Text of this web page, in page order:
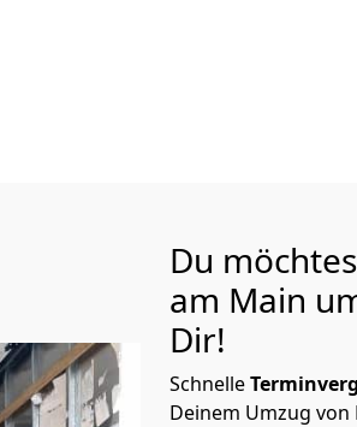
Du
am Main
Dir!
Schnelle
Deinem Umzug